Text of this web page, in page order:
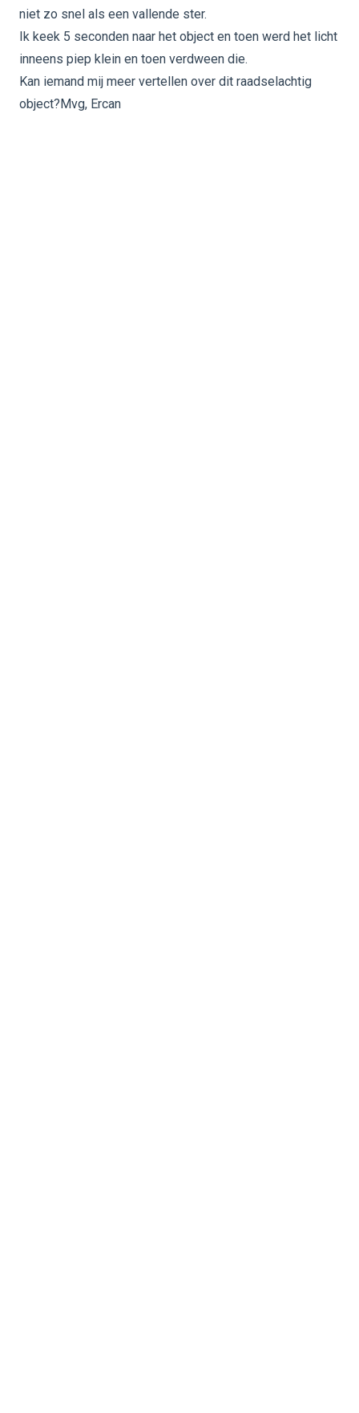
niet zo snel als een vallende ster.
Ik keek 5 seconden naar het object en toen werd het licht
inneens piep klein en toen verdween die.
Kan iemand mij meer vertellen over dit raadselachtig
object?Mvg, Ercan